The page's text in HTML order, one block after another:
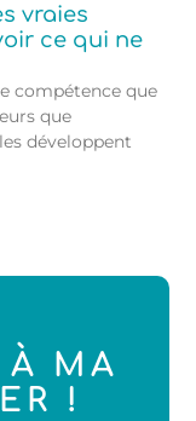
vraies
ce qui ne
compétence que
que
développent
MA
!